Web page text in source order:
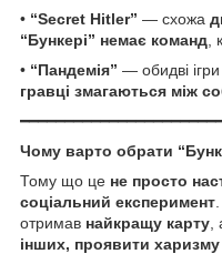
• “Secret Hitler” — схожа
“Бункері” немає команд
• “Пандемія” — обидві
гравці змагаються між
Чому варто обрати
Тому що це не просто
соціальний експеримент
отримав найкращу карту
інших, проявити